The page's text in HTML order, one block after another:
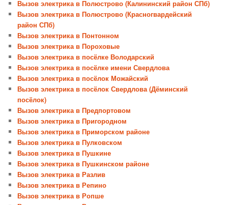
Вызов электрика в Полюстрово (Калининский район СПб)
Вызов электрика в Полюстрово (Красногвардейский
район СПб)
Вызов электрика в Понтонном
Вызов электрика в Пороховые
Вызов электрика в посёлке Володарский
Вызов электрика в посёлке имени Свердлова
Вызов электрика в посёлок Можайский
Вызов электрика в посёлок Свердлова (Дёминский
посёлок)
Вызов электрика в Предпортовом
Вызов электрика в Пригородном
Вызов электрика в Приморском районе
Вызов электрика в Пулковском
Вызов электрика в Пушкине
Вызов электрика в Пушкинском районе
Вызов электрика в Разлив
Вызов электрика в Репино
Вызов электрика в Ропше